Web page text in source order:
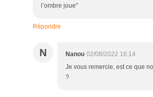
l’ombre joue"
Répondre
N Nanou 02/08/2022 16:14
Je vous remercie, est ce que
?